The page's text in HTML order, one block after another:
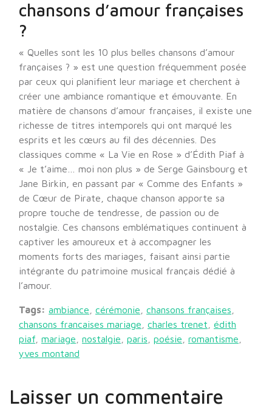
chansons d’amour françaises
?
« Quelles sont les 10 plus belles chansons d’amour
françaises ? » est une question fréquemment posée
par ceux qui planifient leur mariage et cherchent à
créer une ambiance romantique et émouvante. En
matière de chansons d’amour françaises, il existe une
richesse de titres intemporels qui ont marqué les
esprits et les cœurs au fil des décennies. Des
classiques comme « La Vie en Rose » d’Édith Piaf à
« Je t’aime… moi non plus » de Serge Gainsbourg et
Jane Birkin, en passant par « Comme des Enfants »
de Cœur de Pirate, chaque chanson apporte sa
propre touche de tendresse, de passion ou de
nostalgie. Ces chansons emblématiques continuent à
captiver les amoureux et à accompagner les
moments forts des mariages, faisant ainsi partie
intégrante du patrimoine musical français dédié à
l’amour.
Tags: ambiance cérémonie chansons françaises
chansons francaises mariage
charles trenet
édith
piaf mariage nostalgie paris poésie romantisme
yves montand
Laisser un commentaire